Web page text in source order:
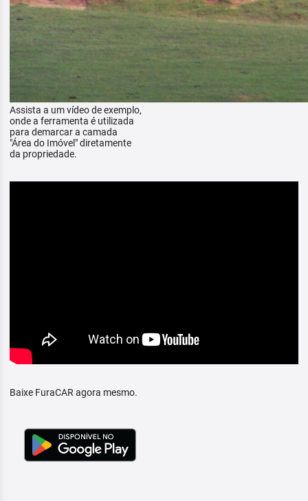
Assista a um vídeo de exemplo,
onde a ferramenta é utilizada
para demarcar a camada
"Área do Imóvel" diretamente
da propriedade.
Baixe FuraCAR agora mesmo.